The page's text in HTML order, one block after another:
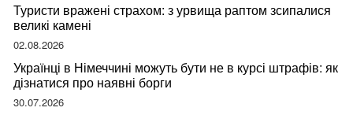
Туристи вражені страхом: з урвища раптом зсипалися
великі камені
02.08.2026
Українці в Німеччині можуть бути не в курсі штрафів: як
дізнатися про наявні борги
30.07.2026